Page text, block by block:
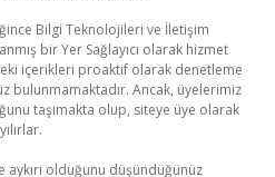
Bilgi Teknolojileri ve İletişim
bir Yer Sağlayıcı olarak hizmet
içerikleri proaktif olarak denetleme
bulunmamaktadır. Ancak, üyelerimiz
taşımakta olup, siteye üye olarak
olduğunu düşündüğünüz